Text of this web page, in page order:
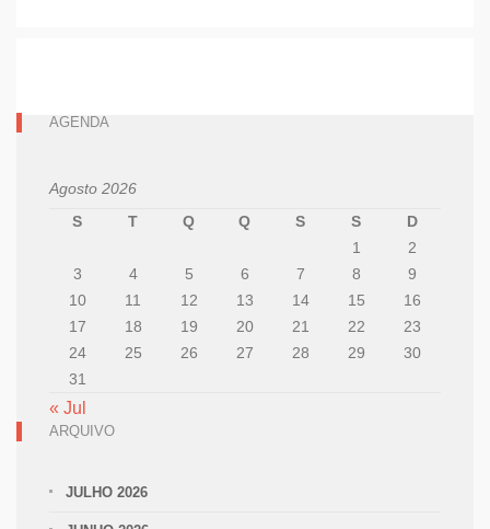
AGENDA
Agosto 2026
S
T Q Q S S
D
1
2
3
4 5 6 7 8
9
10
11 12 13 14 15
16
17
18 19 20 21 22
23
24
25 26 27 28 29
30
31
« Jul
ARQUIVO
JULHO 2026